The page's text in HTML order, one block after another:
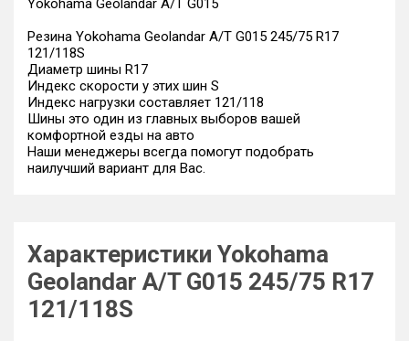
Yokohama Geolandar A/T G015
Резина Yokohama Geolandar A/T G015 245/75 R17
121/118S
Диаметр шины R17
Индекс скорости у этих шин S
Индекс нагрузки составляет 121/118
Шины это один из главных выборов вашей
комфортной езды на авто
Наши менеджеры всегда помогут подобрать
наилучший вариант для Вас.
Характеристики Yokohama
Geolandar A/T G015 245/75 R17
121/118S